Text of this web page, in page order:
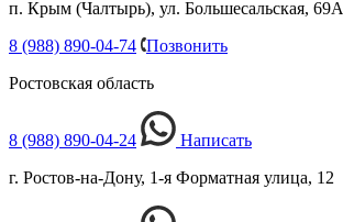
п. Крым (Чалтырь), ул. Большесальская, 69А
8 (988) 890-04-74 Позвонить
Ростовская область
8 (988) 890-04-24
Написать
г. Ростов-на-Дону, 1-я Форматная улица, 12